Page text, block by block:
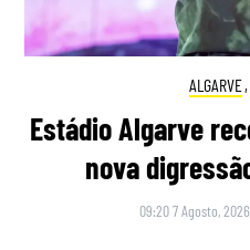
ALGARVE,
Estádio Algarve
nova
09:20 7 Agosto, 2026